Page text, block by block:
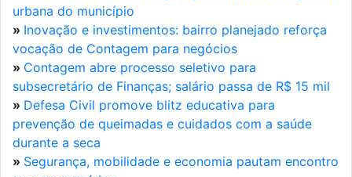
urbana do município
» Inovação e investimentos: bairro planejado reforça
vocação de Contagem para negócios
» Contagem abre processo seletivo para
subsecretário de Finanças; salário passa de R$ 15 mil
» Defesa Civil promove blitz educativa para
prevenção de queimadas e cuidados com a saúde
durante a seca
» Segurança, mobilidade e economia pautam encontro